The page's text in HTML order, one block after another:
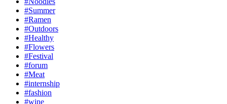
#Summer
#Ramen
#Outdoors
#Healthy
#Flowers
#Festival
#forum
#Meat
#internship
#fashion
#wine